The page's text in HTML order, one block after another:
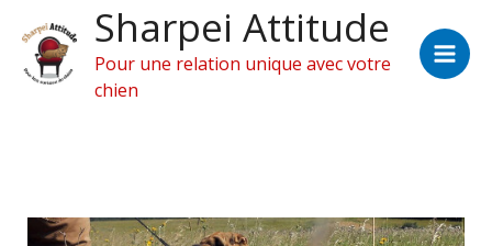
contenu
Sharpei Attitude
Pour une relation unique avec votre
chien